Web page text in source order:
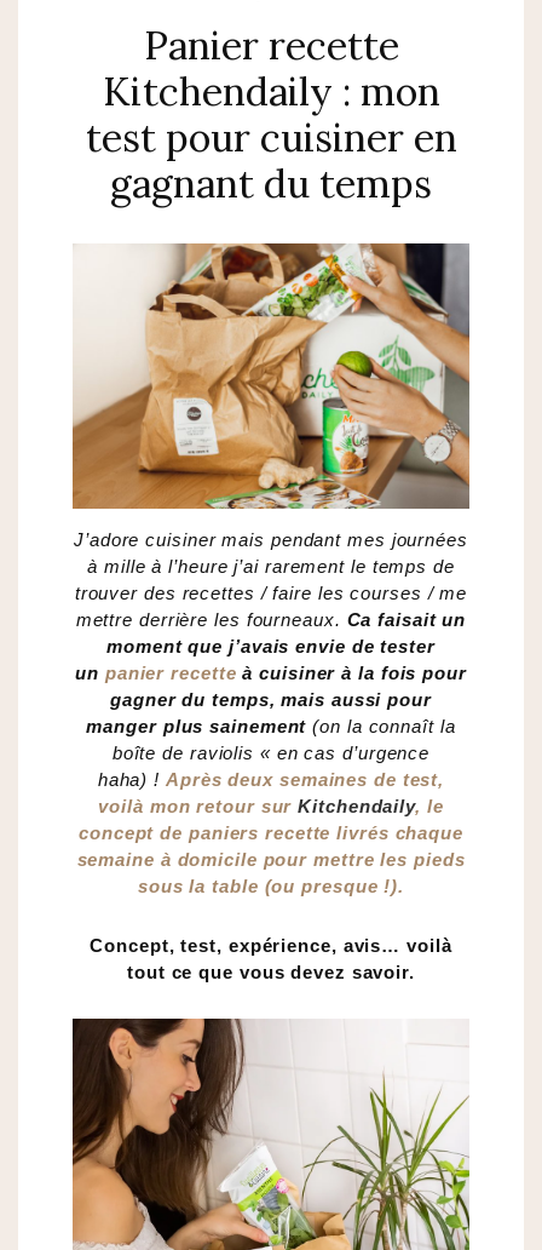
Panier recette
Kitchendaily : mon
test pour cuisiner en
gagnant du temps
J’adore cuisiner mais pendant mes journées
à mille à l’heure j’ai rarement le temps de
trouver des recettes / faire les courses / me
mettre derrière les fourneaux. Ca faisait un
moment que j’avais envie de tester
un panier recette à cuisiner à la fois pour
gagner du temps, mais aussi pour
manger plus sainement (on la connaît la
boîte de raviolis « en cas d’urgence
haha) ! Après deux semaines de test,
voilà mon retour surKitchendaily, le
concept de paniers recette livrés chaque
semaine à domicile pour mettre les pieds
sous la table (ou presque !).
Concept, test, expérience, avis… voilà
tout ce que vous devez savoir.